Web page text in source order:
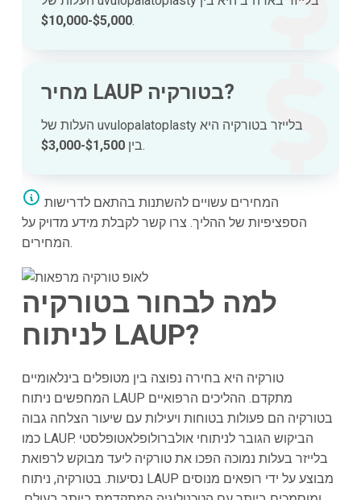
$5,000-$10,000.
מחיר LAUP בטורקיה?
העלות של uvulopalatoplasty בלייזר בטורקיה היא
בין$1,500-$3,000 .
הספציפיות של ההליך. צרו קשר לקבלת מידע מדויק על
המחירים.
למה לבחור בטורקיה
לניתוח LAUP?
טורקיה היא בחירה נפוצה בין מטופלים בינלאומיים
המחפשים ניתוח LAUP מתקדם. ההליכים הרפואיים
בטורקיה הם פעולות בטוחות ויעילות עם שיעור הצלחה גבוה
כמו LAUP. הביקוש הגובר לניתוחי אולברולופלאטופלסטי
בלייזר בעלות נמוכה הפכו את טורקיה ליעד מבוקש לרפואת
נסיעות. בטורקיה, ניתוח LAUP מבוצע על ידי רופאים מנוסים